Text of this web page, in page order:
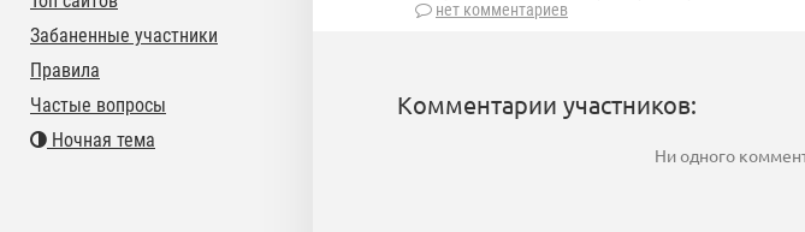
нет комментариев
Комментарии участников:
Ни одного
Забаненные участники
Правила
Частые вопросы
Ночная тема